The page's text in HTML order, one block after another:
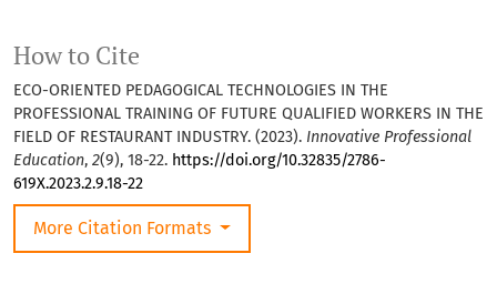
How to Cite
ECO-ORIENTED PEDAGOGICAL TECHNOLOGIES IN THE
PROFESSIONAL TRAINING OF FUTURE QUALIFIED WORKERS IN THE
FIELD OF RESTAURANT INDUSTRY. (2023). Innovative Professional
Education, 2(9), 18-22. https://doi.org/10.32835/2786-
619X.2023.2.9.18-22
More Citation Formats